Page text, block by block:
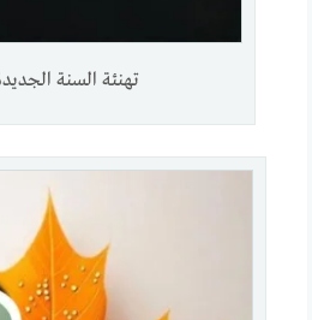
تهنئة السنة الجديدة